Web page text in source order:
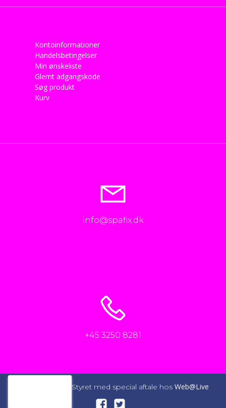
Kontoinformationer
Handelsbetingelser
Min ønskeliste
Glemt adgangskode
Søg produkt
Kurv
info@spafix.dk
+45 3250 8281
© 2026 SpaFix. Styret med special aftale hos Web@Live